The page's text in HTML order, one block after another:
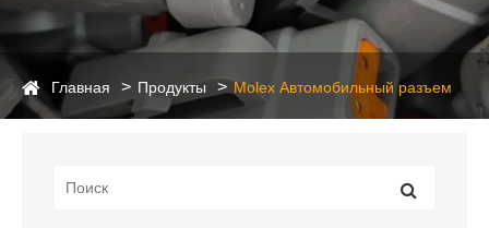
Главная Продукты Molex Автомобильный разъем